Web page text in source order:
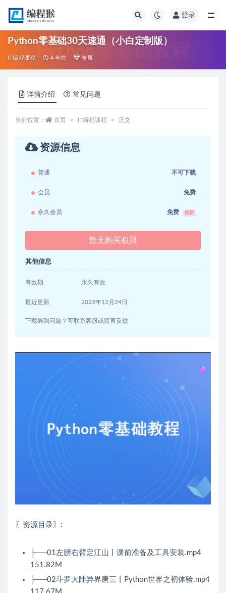
登录
Python零基础30天速通（小白定制版）
IT编程课程 4 年前 专属
详情介绍 常见问题
当前位置： 首页 IT编程课程 正文
资源信息
普通 不可下载
会员 免费
永久会员 免费 推荐
暂无购买权限
其他信息
有效期 永久有效
最近更新 2022年12月24日
下载遇到问题？可联系客服或留言反馈
〖资源目录〗:
├──01左膀右臂定江山丨课前准备及工具安装.mp4
151.82M
├──02斗罗大陆异界唐三丨Python世界之初体验.mp4